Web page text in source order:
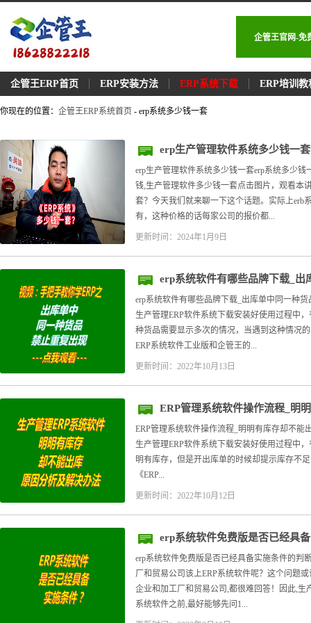
企管王官网-免
企管王ERP首页 ERP安装方法 ERP系统下载 ERP培训教
你现在的位置： 企管王ERP系统首页 - erp系统多少钱一套
erp生产管理软件系统多少钱一套
erp生产管理软件系统多少钱一套erp系统多少
钱,生产管理软件多少钱一套点击图片，观看本
套？今天我们就来聊一下这个话题。实际上erb
有，这种价格的话每家公司的报价都...
更新时间：2024年1月9日
erp系统软件有哪些品牌下载_出
erp系统软件有哪些品牌下载_出库单中同一种
生产管理ERP软件系统下载安装好使用过程中
种货品需要显示多次的情况，当遇到这种情况
ERP系统软件工业版和企管王的...
更新时间：2022年10月13日
ERP管理系统软件操作流程_明
怎么解决
ERP管理系统软件操作流程_明明有库存却不能
生产管理ERP软件系统下载安装好使用过程中
明有库存，但是开出库单的时候却提示库存不
《ERP...
更新时间：2022年10月12日
erp系统软件免费版是否已经具
erp系统软件免费版是否已经具备实施条件的判
厂和贸易公司该上ERP系统软件呢？这个问题
企业和加工厂和贸易公司,都很难回答！因此,生
系统软件之前,最好能够先问1...